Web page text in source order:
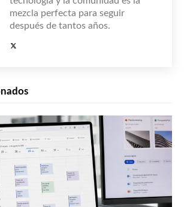
mezcla perfecta para seguir
después de tantos años.